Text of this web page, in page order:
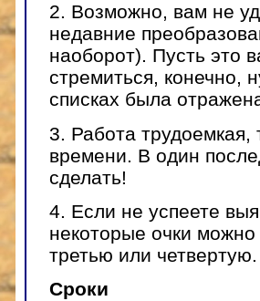
2. Возможно, вам не
недавние
наоборот). Пусть это
стремиться, конечно,
списках была
3. Работа трудоемкая,
времени. В один
сделать!
4. Если не успеете
некоторые очки можно
третью или четвертую.
Сроки